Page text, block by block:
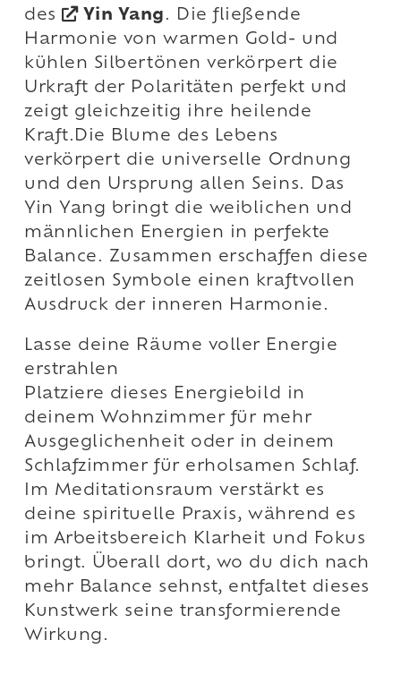
des
Yin Yang . Die fließende
Harmonie von warmen Gold- und
kühlen Silbertönen verkörpert die
Urkraft der Polaritäten perfekt und
zeigt gleichzeitig ihre heilende
Kraft.Die Blume des Lebens
verkörpert die universelle Ordnung
und den Ursprung allen Seins. Das
Yin Yang bringt die weiblichen und
männlichen Energien in perfekte
Balance. Zusammen erschaffen diese
zeitlosen Symbole einen kraftvollen
Ausdruck der inneren Harmonie.
Lasse deine Räume voller Energie
erstrahlen
Platziere dieses Energiebild in
deinem Wohnzimmer für mehr
Ausgeglichenheit oder in deinem
Schlafzimmer für erholsamen Schlaf.
Im Meditationsraum verstärkt es
deine spirituelle Praxis, während es
im Arbeitsbereich Klarheit und Fokus
bringt. Überall dort, wo du dich nach
mehr Balance sehnst, entfaltet dieses
Kunstwerk seine transformierende
Wirkung.